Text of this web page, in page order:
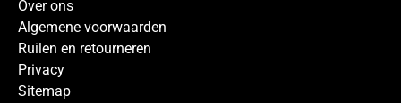
Over ons
Algemene voorwaarden
Ruilen en retourneren
Privacy
Sitemap